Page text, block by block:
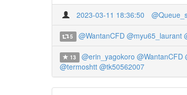
2023-03-11 18:36:50
5 @WantanCFD @myu65_laurant
13 @erin_yagokoro @WantanCFD
@termoshtt @tk50562007